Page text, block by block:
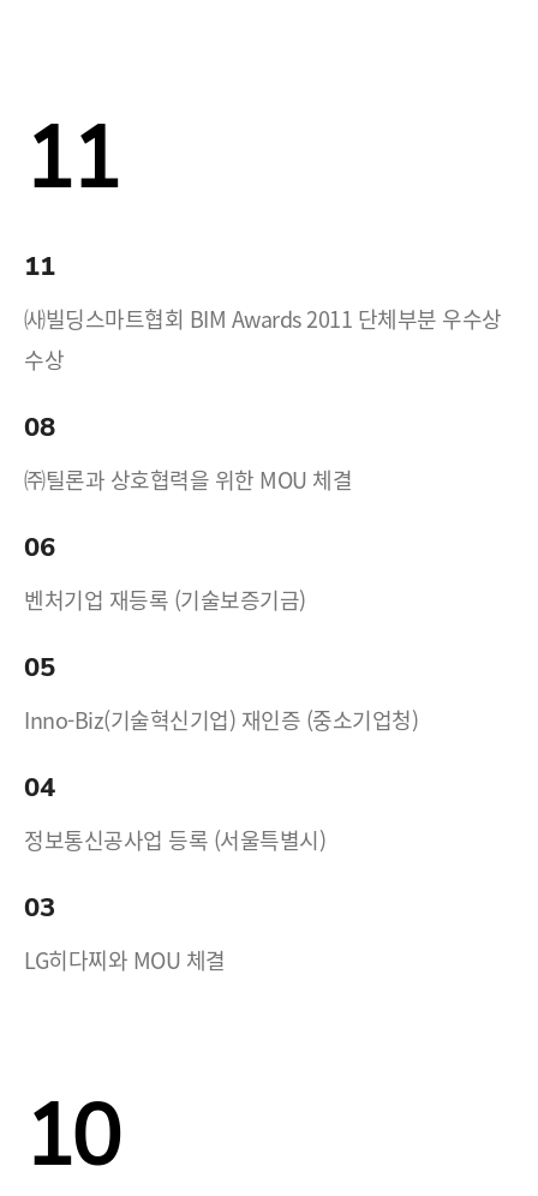
11
11
㈔빌딩스마트협회 BIM Awards 2011 단체부분 우수상
수상
08
㈜틸론과 상호협력을 위한 MOU 체결
06
벤처기업 재등록 (기술보증기금)
05
Inno-Biz(기술혁신기업) 재인증 (중소기업청)
04
정보통신공사업 등록 (서울특별시)
03
LG히다찌와 MOU 체결
10